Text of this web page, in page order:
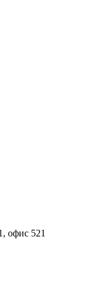
офис 521